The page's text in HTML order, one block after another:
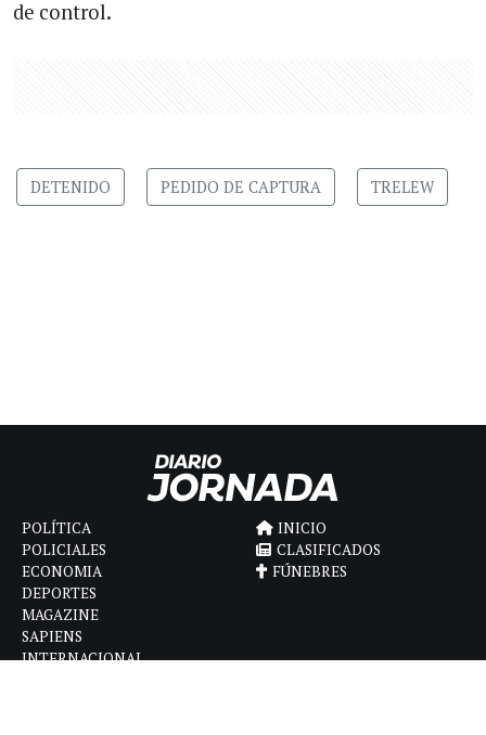
de control.
DETENIDO PEDIDO DE CAPTURA TRELEW
POLÍTICA
POLICIALES
ECONOMIA
DEPORTES
MAGAZINE
SAPIENS
INTERNACIONAL
INICIO
CLASIFICADOS
FÚNEBRES